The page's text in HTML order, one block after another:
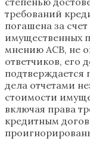
требований
погашена за
имущественных
мнению АСВ, не
ответчиков, его
подтверждается
дела отчетами
стоимости
включая права
кредитным